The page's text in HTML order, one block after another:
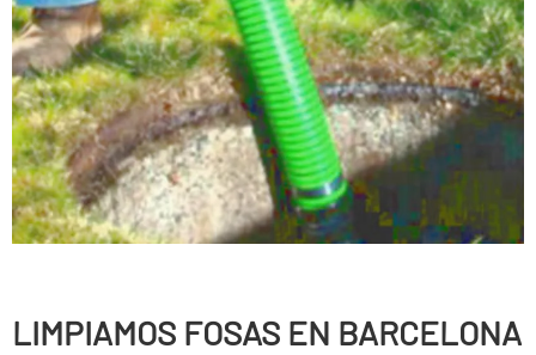
LIMPIAMOS FOSAS EN BARCELONA